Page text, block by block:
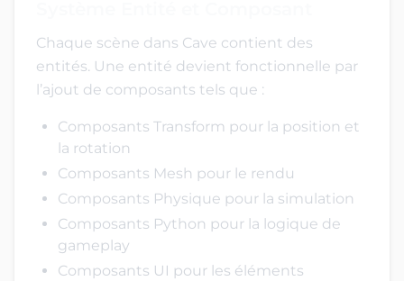
Chaque scène dans Cave contient des
entités. Une entité devient fonctionnelle par
l’ajout de composants tels que :
Composants Transform pour la position et
la rotation
Composants Mesh pour le rendu
Composants Physique pour la simulation
Composants Python pour la logique de
gameplay
Composants UI pour les éléments